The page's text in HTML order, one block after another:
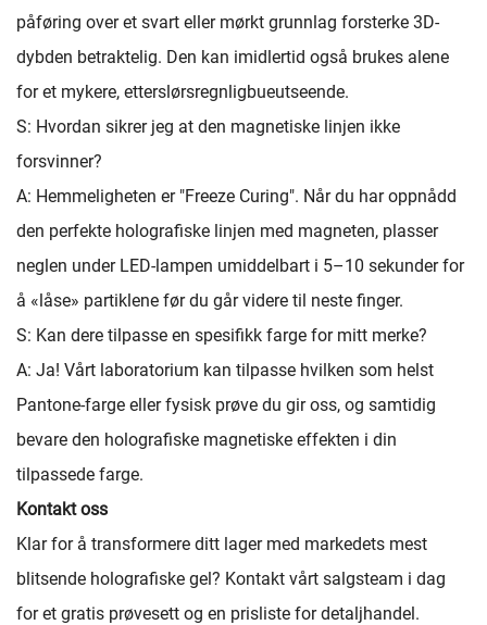
påføring over et svart eller mørkt grunnlag forsterke 3D-
dybden betraktelig. Den kan imidlertid også brukes alene
for et mykere, etterslørsregnligbueutseende.
S: Hvordan sikrer jeg at den magnetiske linjen ikke
forsvinner?
A: Hemmeligheten er "Freeze Curing". Når du har oppnådd
den perfekte holografiske linjen med magneten, plasser
neglen under LED-lampen umiddelbart i 5–10 sekunder for
å «låse» partiklene før du går videre til neste finger.
S: Kan dere tilpasse en spesifikk farge for mitt merke?
A: Ja! Vårt laboratorium kan tilpasse hvilken som helst
Pantone-farge eller fysisk prøve du gir oss, og samtidig
bevare den holografiske magnetiske effekten i din
tilpassede farge.
Kontakt oss
Klar for å transformere ditt lager med markedets mest
blitsende holografiske gel? Kontakt vårt salgsteam i dag
for et gratis prøvesett og en prisliste for detaljhandel.